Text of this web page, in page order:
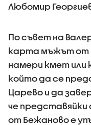
Любомир
По съвет на
карта мъжът от
намери кмет или
който да се
Царево и да
че
от Бежаново е